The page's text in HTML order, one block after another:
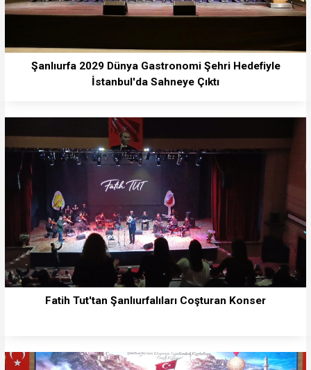
Şanlıurfa 2029 Dünya Gastronomi Şehri Hedefiyle
İstanbul'da Sahneye Çıktı
Fatih Tut'tan Şanlıurfalıları Coşturan Konser